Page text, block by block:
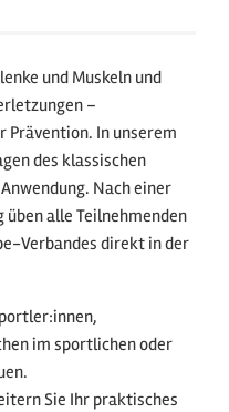
und Muskeln und
–
Prävention. In unserem
des klassischen
Nach einer
alle Teilnehmenden
Verbandes direkt in der
im sportlichen oder
Sie Ihr praktisches